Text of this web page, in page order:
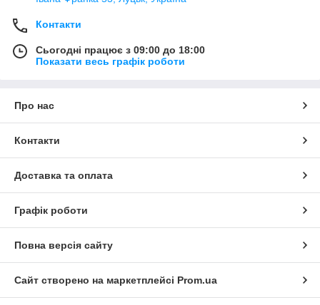
Контакти
Сьогодні працює з 09:00 до 18:00
Показати весь графік роботи
Про нас
Контакти
Доставка та оплата
Графік роботи
Повна версія сайту
Сайт створено на маркетплейсі Prom.ua